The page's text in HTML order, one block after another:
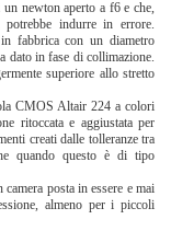
newton aperto a f6 e che,
potrebbe indurre in errore.
fabbrica con un diametro
dato in fase di collimazione.
superiore allo stretto
CMOS Altair 224 a colori
ritoccata e aggiustata per
creati dalle tolleranze tra
quando questo è di tipo
posta in essere e mai
almeno per i piccoli